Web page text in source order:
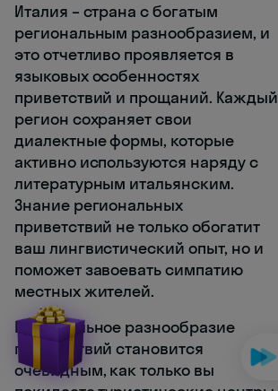
Италия – страна с богатым
региональным разнообразием, и
это отчетливо проявляется в
языковых особенностях
приветствий и прощаний. Каждый
регион сохраняет свои
диалектные формы, которые
активно используются наряду с
литературным итальянским.
Знание региональных
приветствий не только обогатит
ваш лингвистический опыт, но и
поможет завоевать симпатию
местных жителей.
Региональное разнообразие
приветствий становится
очевидным, как только вы